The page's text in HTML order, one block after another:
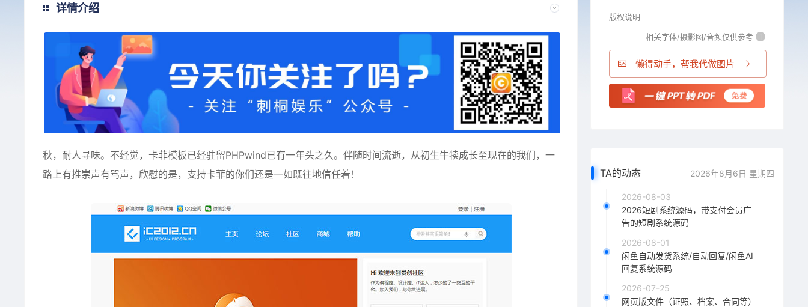
详情介绍
秋，耐人寻味。不经觉，卡菲模板已经驻留PHPwind已有一年头之久。伴随时间流逝，从初生牛犊成长至现在的我们，一
路上有推崇声有骂声，欣慰的是，支持卡菲的你们还是一如既往地信任着！
版权说明
相关字体/摄影图/音频仅供参考 i
懒得动手，帮我代做图片
TA的动态 2026年8月6日 星期四
2026-08-03
2026短剧系统源码，带支付会员广
告的短剧系统源码
2026-08-01
闲鱼自动发货系统/自动回复/闲鱼AI
回复系统源码
2026-07-25
网页版文件（证照、档案、合同等）